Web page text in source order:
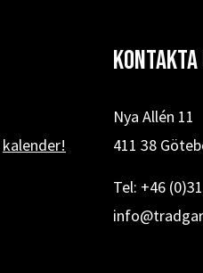
kalender!
Kontakta
Nya Allén 11
411 38
Tel: +46